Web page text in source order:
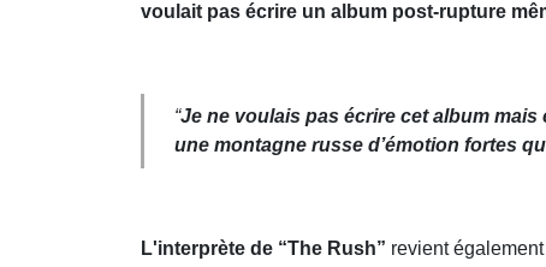
voulait pas écrire un album post-rupture
“Je ne voulais pas écrire cet album
une montagne russe d’émotion fortes
L'interprète de “The Rush” revient